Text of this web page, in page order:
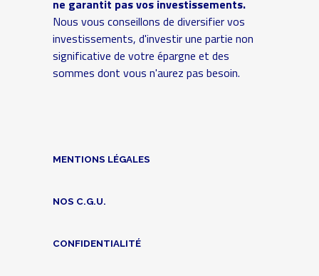
ne garantit pas vos investissements.
Nous vous conseillons de diversifier vos
investissements, d'investir une partie non
significative de votre épargne et des
sommes dont vous n'aurez pas besoin.
MENTIONS LÉGALES
NOS C.G.U.
CONFIDENTIALITÉ